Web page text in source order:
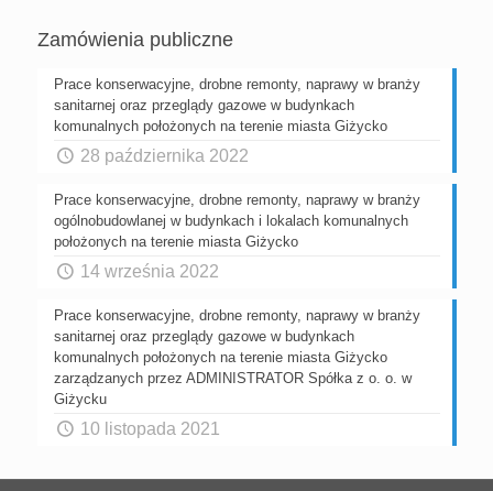
Zamówienia publiczne
Prace konserwacyjne, drobne remonty, naprawy w branży
sanitarnej oraz przeglądy gazowe w budynkach
komunalnych położonych na terenie miasta Giżycko
28 października 2022
Prace konserwacyjne, drobne remonty, naprawy w branży
ogólnobudowlanej w budynkach i lokalach komunalnych
położonych na terenie miasta Giżycko
14 września 2022
Prace konserwacyjne, drobne remonty, naprawy w branży
sanitarnej oraz przeglądy gazowe w budynkach
komunalnych położonych na terenie miasta Giżycko
zarządzanych przez ADMINISTRATOR Spółka z o. o. w
Giżycku
10 listopada 2021